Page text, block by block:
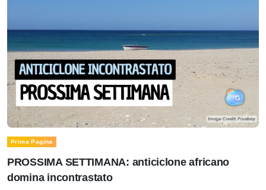
Prima Pagina
PROSSIMA SETTIMANA: anticiclone africano
domina incontrastato